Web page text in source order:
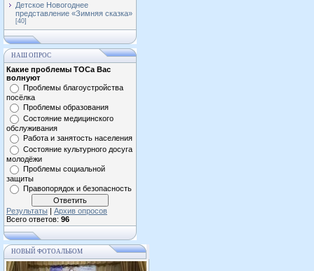
Детское Новогоднее
представление «Зимняя сказка»
[40]
НАШ ОПРОС
Какие проблемы ТОСа Вас
волнуют
Проблемы благоустройства
посёлка
Проблемы образования
Состояние медицинского
обслуживания
Работа и занятость населения
Состояние культурного досуга
молодёжи
Проблемы социальной
защиты
Правопорядок и безопасность
Результаты | Архив опросов
Всего ответов: 96
НОВЫЙ ФОТОАЛЬБОМ